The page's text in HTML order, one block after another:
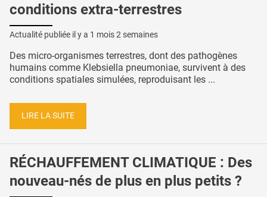
conditions extra-terrestres
Actualité publiée il y a 1 mois 2 semaines
Des micro-organismes terrestres, dont des pathogènes
humains comme Klebsiella pneumoniae, survivent à des
conditions spatiales simulées, reproduisant les ...
LIRE LA SUITE
RÉCHAUFFEMENT CLIMATIQUE : Des
nouveau-nés de plus en plus petits ?